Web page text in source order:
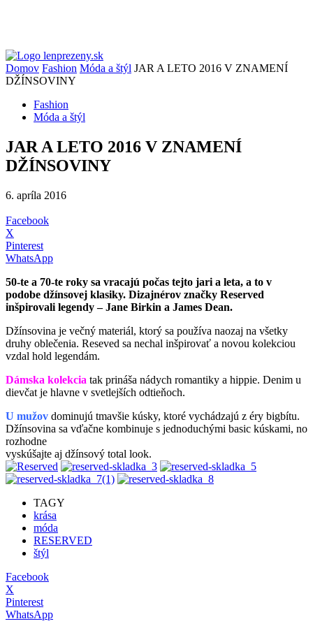
Domov Fashion Móda a štýl JAR A LETO 2016 V ZNAMENÍ
DŽÍNSOVINY
Fashion
Móda a štýl
JAR A LETO 2016 V ZNAMENÍ
DŽÍNSOVINY
6. apríla 2016
Facebook
X
Pinterest
WhatsApp
50-te a 70-te roky sa vracajú počas tejto jari a leta, a to v
podobe džínsovej klasiky. Dizajnérov značky Reserved
inšpirovali legendy – Jane Birkin a James Dean.
Džínsovina je večný materiál, ktorý sa používa naozaj na všetky
druhy oblečenia. Reseved sa nechal inšpirovať a novou kolekciou
vzdal hold legendám.
Dámska kolekcia tak prináša nádych romantiky a hippie. Denim u
dievčat je hlavne v svetlejších odtieňoch.
U mužov dominujú tmavšie kúsky, ktoré vychádzajú z éry bigbítu.
Džínsovina sa vďačne kombinuje s jednoduchými basic kúskami, no
rozhodne
vyskúšajte aj džínsový total look.
TAGY
krása
móda
RESERVED
štýl
Facebook
X
Pinterest
WhatsApp